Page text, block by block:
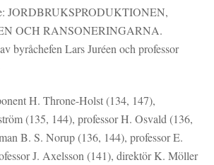
JORDBRUKSPRODUKTIONEN,
OCH RANSONERINGARNA.
byråchefen Lars Juréen och professor
H. Throne-Holst (134, 147),
(135, 144), professor H. Osvald (136,
B. S. Norup (136, 144), professor E.
J. Axelsson (141), direktör K. Möller